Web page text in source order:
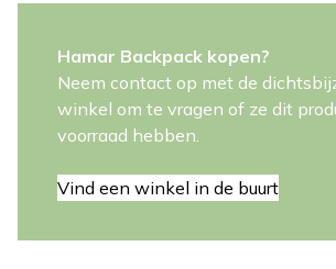
Hamar Backpack kopen?
Neem contact op met de
winkel om te vragen of ze dit
voorraad hebben.
Vind een winkel in de buurt